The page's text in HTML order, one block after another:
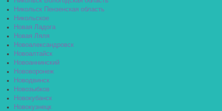
Никольск Пензенская область
Никольское
Новая Ладога
Новая Ляля
Новоалександровск
Новоалтайск
Новоаннинский
Нововоронеж
Новодвинск
Новозыбков
Новокубанск
Новокузнецк